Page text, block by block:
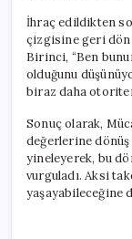
İhraç edildikten
çizgisine geri
Birinci, “Ben
olduğunu
biraz daha
Sonuç olarak,
değerlerine dönüş
yineleyerek, bu
vurguladı. Aksi
yaşayabileceğine